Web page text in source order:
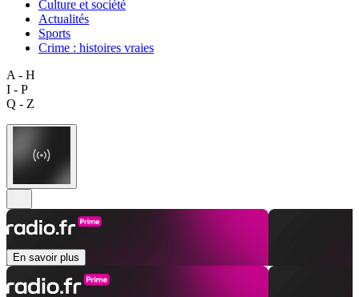
Culture et société
Actualités
Sports
Crime : histoires vraies
A - H
I - P
Q - Z
En savoir plus